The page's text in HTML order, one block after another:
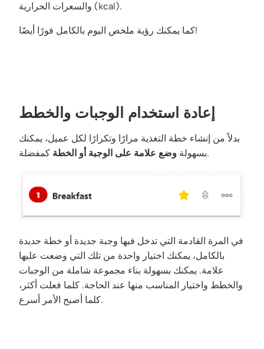
والسعرات الحرارية (kcal).
كما يمكنك رؤية ملخص اليوم بالكامل فورًا أيضًا!
إعادة استخدام الوجبات والخطط
بدلاً من إنشاء خطة التغذية مرارًا وتكرارًا لكل عميل، يمكنك
بسهولة وضع علامة على الوجبة أو الخطة كمفضلة.
في المرة القادمة التي تدخل فيها وجبة جديدة أو خطة جديدة
بالكامل، يمكنك اختيار واحدة من تلك التي وضعت عليها
علامة. يمكنك بسهولة بناء مجموعة شاملة من الوجبات
والخطط واختيار المناسب منها عند الحاجة. كلما فعلت أكثر،
كلما أصبح الأمر أسرع.